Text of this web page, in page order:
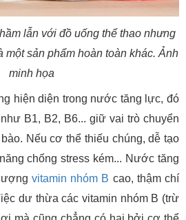
lẫn với đồ uống thể thao nhưng
một sản phẩm hoàn toàn khác. Ảnh
minh họa
hiện diện trong nước tăng lực, đó
B1, B2, B6... giữ vai trò chuyển
Nếu cơ thể thiếu chúng, dễ tạo
chống stress kém... Nước tăng
vitamin nhóm B cao, thậm chí
dư thừa các vitamin nhóm B (trừ